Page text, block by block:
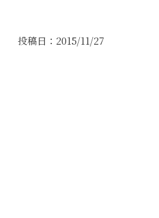
投稿日：2015/11/27